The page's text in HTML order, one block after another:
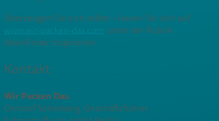
Überzeugen Sie sich selbst – lassen Sie sich auf
www.wir-packen-das.com unter der Rubrik
Ideenfinder inspirieren.
Kontakt
Wir Packen Das.
Christof Schönberg, Geschäftsführer